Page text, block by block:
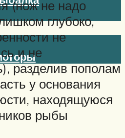
(нож не надо
глубоко,
не
и не
разделив пополам
у основания
находящуюся
рыбы